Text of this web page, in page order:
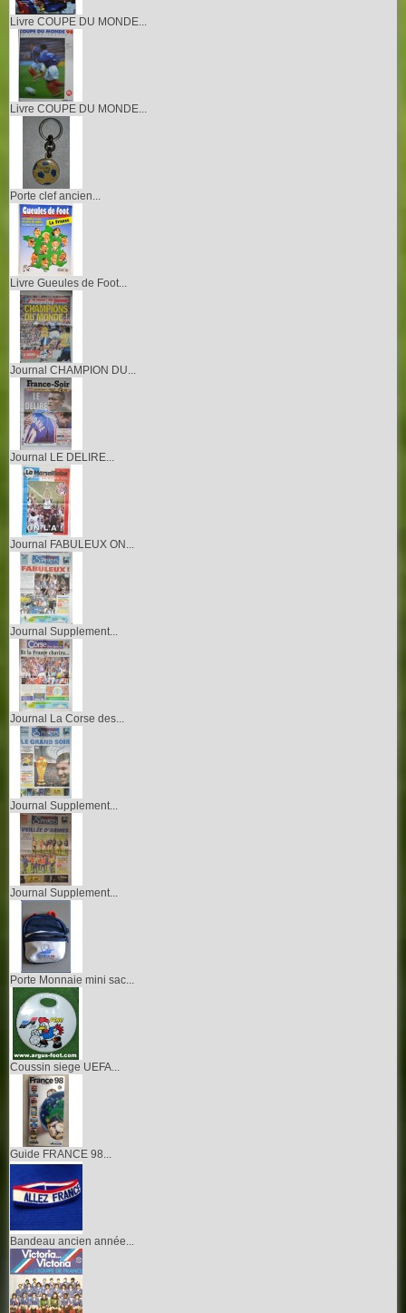
Livre COUPE DU MONDE...
Livre COUPE DU MONDE...
Porte clef ancien...
Livre Gueules de Foot...
Journal CHAMPION DU...
Journal LE DELIRE...
Journal FABULEUX ON...
Journal Supplement...
Journal La Corse des...
Journal Supplement...
Journal Supplement...
Porte Monnaie mini sac...
Coussin siege UEFA...
Guide FRANCE 98...
Bandeau ancien année...